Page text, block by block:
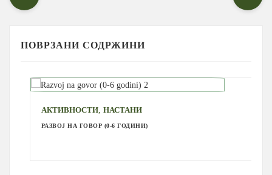
ПОВРЗАНИ СОДРЖИНИ
АКТИВНОСТИ,НАСТАНИ
РАЗВОЈ НА ГОВОР (0-6 ГОДИНИ)